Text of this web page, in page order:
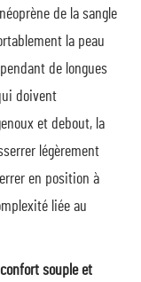
de la sangle
la peau
de longues
doivent
et debout, la
légèrement
en position à
liée au
souple et